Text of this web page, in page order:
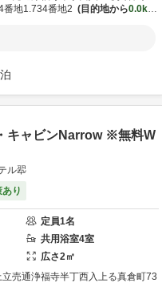
番地1.734番地2
目的地から0.0km
泊
キャビンNarrow ※無料W
ル翆
り
定員1名
共用浴室4室
広さ2㎡
売通浄福寺半丁西入上る真倉町73